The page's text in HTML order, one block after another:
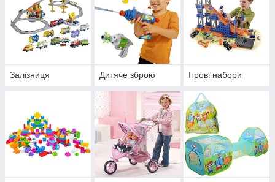
Залізниця Дитяче зброю Ігрові набори